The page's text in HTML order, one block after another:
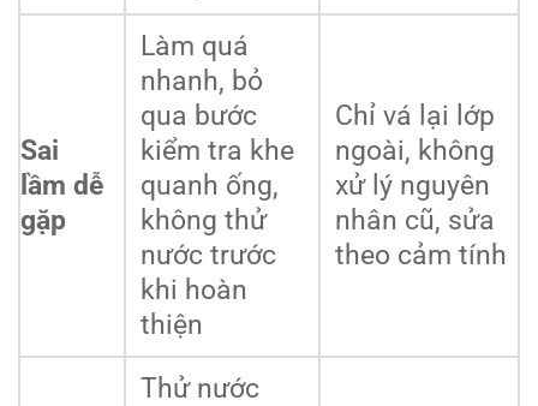
Sai
lầm dễ
gặp
Làm quá
nhanh, bỏ
qua bước
kiểm tra khe
quanh ống,
không thử
nước trước
khi hoàn
thiện
Chỉ vá lại lớp
ngoài, không
xử lý nguyên
nhân cũ, sửa
theo cảm tính
Thử nước